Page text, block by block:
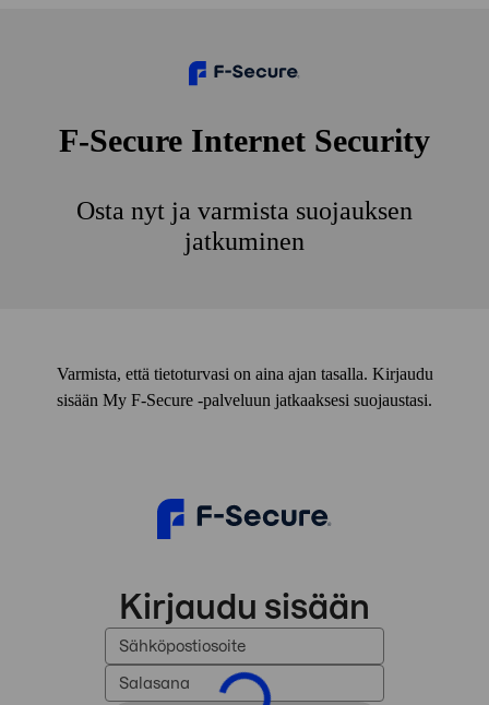
F‑Secure Internet Security
Osta nyt ja varmista suojauksen
jatkuminen
Varmista, että tietoturvasi on aina ajan tasalla. Kirjaudu
sisään My F‑Secure ‑palveluun jatkaaksesi suojaustasi.